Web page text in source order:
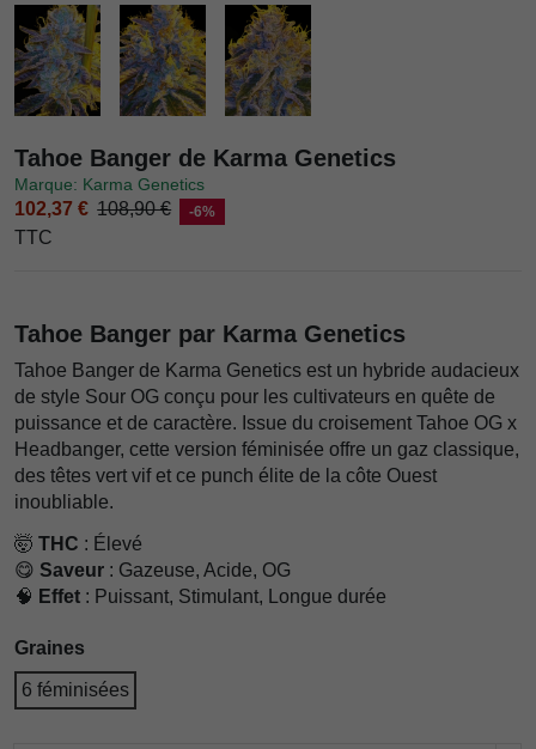
Tahoe Banger de Karma Genetics
Marque: Karma Genetics
102,37 € 108,90 € -6%
TTC
Tahoe Banger par Karma Genetics
Tahoe Banger de Karma Genetics est un hybride audacieux
de style Sour OG conçu pour les cultivateurs en quête de
puissance et de caractère. Issue du croisement Tahoe OG x
Headbanger, cette version féminisée offre un gaz classique,
des têtes vert vif et ce punch élite de la côte Ouest
inoubliable.
🤯 THC : Élevé
😋 Saveur : Gazeuse, Acide, OG
🧠 Effet : Puissant, Stimulant, Longue durée
Graines
6 féminisées